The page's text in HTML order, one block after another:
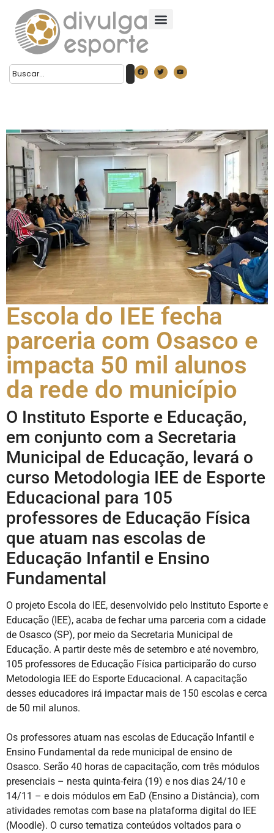
Escola do IEE fecha
parceria com Osasco e
impacta 50 mil alunos
da rede do município
O Instituto Esporte e Educação,
em conjunto com a Secretaria
Municipal de Educação, levará o
curso Metodologia IEE de Esporte
Educacional para 105
professores de Educação Física
que atuam nas escolas de
Educação Infantil e Ensino
Fundamental
O projeto Escola do IEE, desenvolvido pelo Instituto Esporte e
Educação (IEE), acaba de fechar uma parceria com a cidade
de Osasco (SP), por meio da Secretaria Municipal de
Educação. A partir deste mês de setembro e até novembro,
105 professores de Educação Física participarão do curso
Metodologia IEE do Esporte Educacional. A capacitação
desses educadores irá impactar mais de 150 escolas e cerca
de 50 mil alunos.
Os professores atuam nas escolas de Educação Infantil e
Ensino Fundamental da rede municipal de ensino de
Osasco. Serão 40 horas de capacitação, com três módulos
presenciais – nesta quinta-feira (19) e nos dias 24/10 e
14/11 – e dois módulos em EaD (Ensino a Distância), com
atividades remotas com base na plataforma digital do IEE
(Moodle). O curso tematiza conteúdos voltados para o